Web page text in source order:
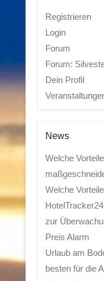
Registrieren
Login
Forum
Forum:
Dein Profil
News
Welche
Welche
zur
Preis Alarm
Urlaub am
besten für die